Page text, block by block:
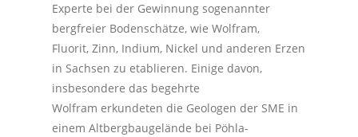
Experte bei der Gewinnung sogenannter
bergfreier Bodenschätze, wie Wolfram,
Fluorit, Zinn, Indium, Nickel und anderen Erzen
in Sachsen zu etablieren. Einige davon,
insbesondere das begehrte
Wolfram erkundeten die Geologen der SME in
einem Altbergbaugelände bei Pöhla-